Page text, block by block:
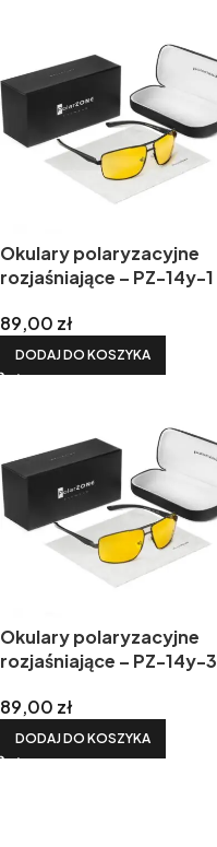
Okulary polaryzacyjne
rozjaśniające – PZ-14y-1
89,00 zł
DODAJ DO KOSZYKA
Okulary polaryzacyjne
rozjaśniające – PZ-14y-3
89,00 zł
DODAJ DO KOSZYKA